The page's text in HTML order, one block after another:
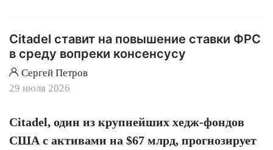
Citadel ставит на повышение ставки ФРС
в среду вопреки консенсусу
Сергей Петров
29 июля 2026
Citadel, один из крупнейших хедж-фондов
США с активами на $67 млрд, прогнозирует